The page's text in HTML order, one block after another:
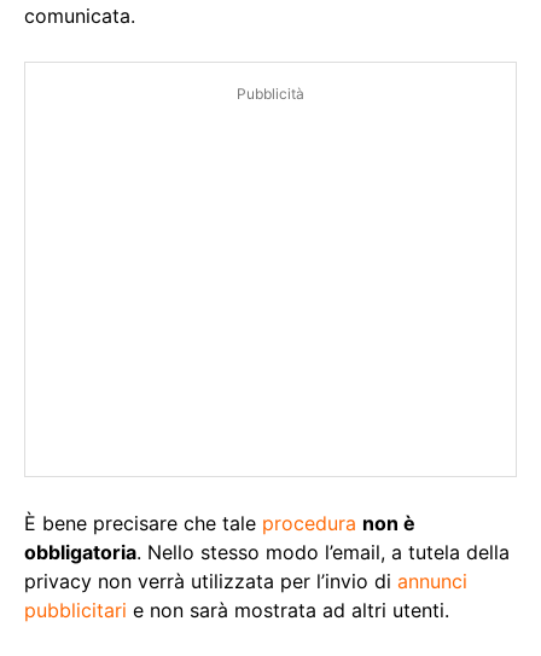
comunicata.
Pubblicità
È bene precisare che tale procedura non è
obbligatoria. Nello stesso modo l’email, a tutela della
privacy non verrà utilizzata per l’invio di annunci
pubblicitari e non sarà mostrata ad altri utenti.